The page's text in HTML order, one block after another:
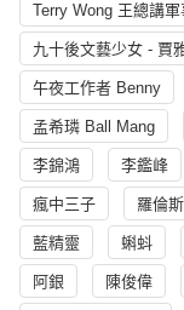
Terry Wong 王總講
九十後文藝少女 - 賈
午夜工作者 Benny
孟希璘 Ball Mang
李錦鴻 李鑑峰
瘋中三子 羅倫斯
藍精靈 蝌蚪
阿銀 陳俊偉